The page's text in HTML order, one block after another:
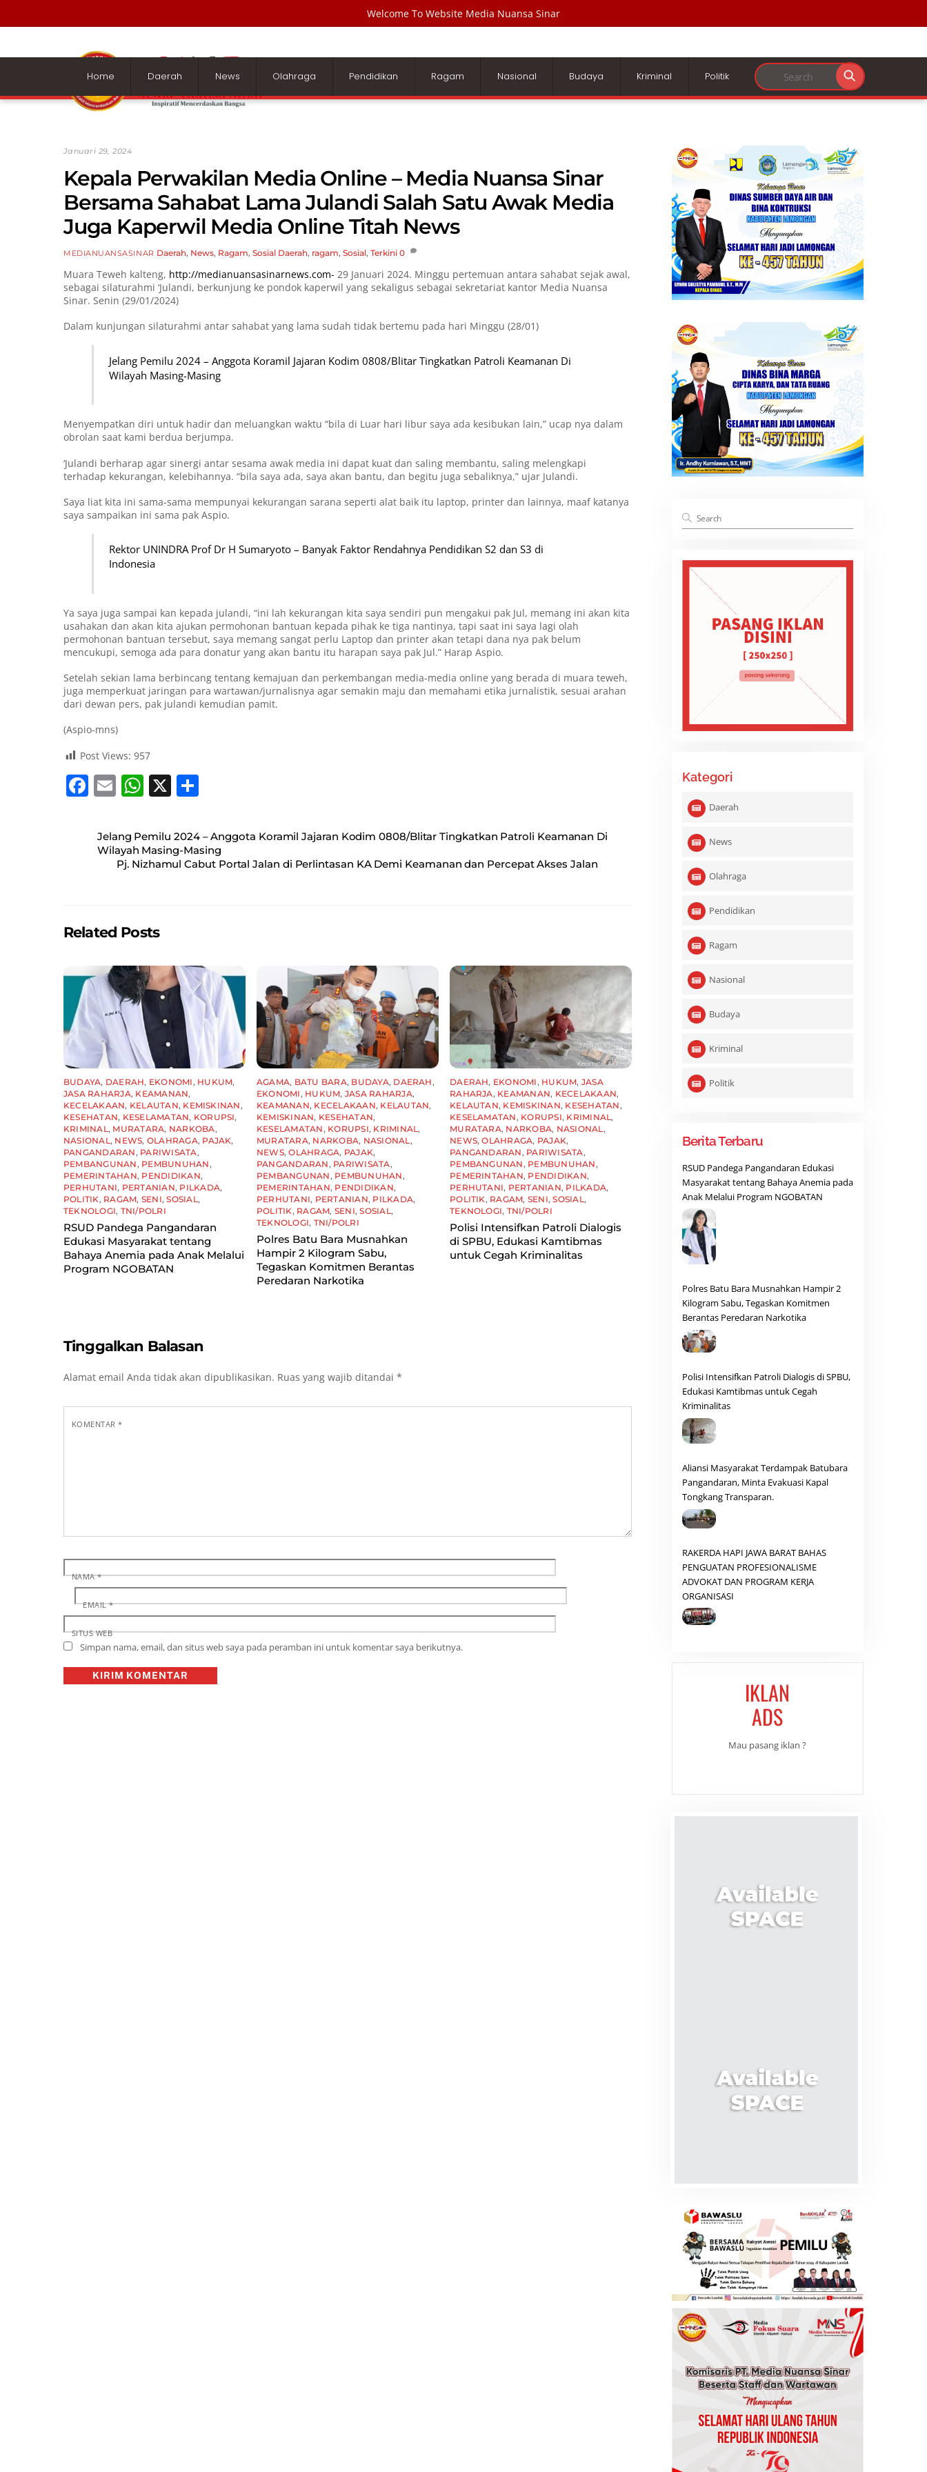
Welcome To Website Media Nuansa Sinar
content
Home
Daerah News Olahraga Pendidikan Ragam Nasional Budaya Kriminal Politik
Januari 29, 2024
Kepala Perwakilan Media Online – Media Nuansa Sinar
Bersama Sahabat Lama Julandi Salah Satu Awak Media
Juga Kaperwil Media Online Titah News
MEDIANUANSASINAR Daerah, News, Ragam, Sosial Daerah, ragam, Sosial, Terkini 0
Muara Teweh kalteng, http://medianuansasinarnews.com- 29 Januari 2024. Minggu pertemuan antara sahabat sejak awal,
sebagai silaturahmi ‘Julandi, berkunjung ke pondok kaperwil yang sekaligus sebagai sekretariat kantor Media Nuansa
Sinar. Senin (29/01/2024)
Dalam kunjungan silaturahmi antar sahabat yang lama sudah tidak bertemu pada hari Minggu (28/01)
Jelang Pemilu 2024 – Anggota Koramil Jajaran Kodim 0808/Blitar Tingkatkan Patroli Keamanan Di
Wilayah Masing-Masing
Menyempatkan diri untuk hadir dan meluangkan waktu “bila di Luar hari libur saya ada kesibukan lain,” ucap nya dalam
obrolan saat kami berdua berjumpa.
‘Julandi berharap agar sinergi antar sesama awak media ini dapat kuat dan saling membantu, saling melengkapi
terhadap kekurangan, kelebihannya. “bila saya ada, saya akan bantu, dan begitu juga sebaliknya,” ujar Julandi.
Saya liat kita ini sama-sama mempunyai kekurangan sarana seperti alat baik itu laptop, printer dan lainnya, maaf katanya
saya sampaikan ini sama pak Aspio.
Rektor UNINDRA Prof Dr H Sumaryoto – Banyak Faktor Rendahnya Pendidikan S2 dan S3 di
Indonesia
Ya saya juga sampai kan kepada julandi, “ini lah kekurangan kita saya sendiri pun mengakui pak Jul, memang ini akan kita
usahakan dan akan kita ajukan permohonan bantuan kepada pihak ke tiga nantinya, tapi saat ini saya lagi olah
permohonan bantuan tersebut, saya memang sangat perlu Laptop dan printer akan tetapi dana nya pak belum
mencukupi, semoga ada para donatur yang akan bantu itu harapan saya pak Jul.” Harap Aspio.
Setelah sekian lama berbincang tentang kemajuan dan perkembangan media-media online yang berada di muara teweh,
juga memperkuat jaringan para wartawan/jurnalisnya agar semakin maju dan memahami etika jurnalistik, sesuai arahan
dari dewan pers, pak julandi kemudian pamit.
(Aspio-mns)
Post Views: 957
F
c
e
k
E
ai
l
W
at
s
A
X
ar
e
Jelang Pemilu 2024 – Anggota Koramil Jajaran Kodim 0808/Blitar Tingkatkan Patroli Keamanan Di
Wilayah Masing-Masing
Pj. Nizhamul Cabut Portal Jalan di Perlintasan KA Demi Keamanan dan Percepat Akses Jalan
Related Posts
BUDAYA, DAERAH, EKONOMI , HUKUM,
JASA RAHARJA, KEAMANAN,
KECELAKAAN, KELAUTAN, KEMISKINAN ,
KESEHATAN, KESELAMATAN, KORUPSI,
KRIMINAL , MURATARA, NARKOBA,
NASIONAL , NEWS, OLAHRAGA, PAJAK,
PANGANDARAN , PARIWISATA,
PEMBANGUNAN , PEMBUNUHAN ,
PEMERINTAHAN, PENDIDIKAN,
PERHUTANI, PERTANIAN, PILKADA,
POLITIK , RAGAM, SENI,SOSIAL ,
TEKNOLOGI, TNI/POLRI
RSUD Pandega Pangandaran
Edukasi Masyarakat tentang
Bahaya Anemia pada Anak Melalui
Program NGOBATAN
AGAMA, BATU BARA, BUDAYA, DAERAH ,
EKONOMI , HUKUM, JASA RAHARJA,
KEAMANAN, KECELAKAAN, KELAUTAN,
KEMISKINAN, KESEHATAN,
KESELAMATAN , KORUPSI, KRIMINAL ,
MURATARA, NARKOBA, NASIONAL ,
NEWS,OLAHRAGA, PAJAK,
PANGANDARAN , PARIWISATA,
PEMBANGUNAN , PEMBUNUHAN ,
PEMERINTAHAN, PENDIDIKAN,
PERHUTANI, PERTANIAN, PILKADA,
POLITIK , RAGAM, SENI,SOSIAL ,
TEKNOLOGI, TNI/POLRI
Polres Batu Bara Musnahkan
Hampir 2 Kilogram Sabu,
Tegaskan Komitmen Berantas
Peredaran Narkotika
DAERAH, EKONOMI , HUKUM, JASA
RAHARJA, KEAMANAN, KECELAKAAN,
KELAUTAN, KEMISKINAN, KESEHATAN ,
KESELAMATAN , KORUPSI, KRIMINAL ,
MURATARA, NARKOBA, NASIONAL ,
NEWS,OLAHRAGA, PAJAK,
PANGANDARAN , PARIWISATA,
PEMBANGUNAN , PEMBUNUHAN ,
PEMERINTAHAN, PENDIDIKAN,
PERHUTANI, PERTANIAN, PILKADA,
POLITIK , RAGAM, SENI,SOSIAL ,
TEKNOLOGI, TNI/POLRI
Polisi Intensifkan Patroli Dialogis
di SPBU, Edukasi Kamtibmas
untuk Cegah Kriminalitas
Tinggalkan Balasan
Alamat email Anda tidak akan dipublikasikan. Ruas yang wajib ditandai *
KOMENTAR*
NAMA*
EMAIL*
SITUS WEB
Simpan nama, email, dan situs web saya pada peramban ini untuk komentar saya berikutnya.
Kategori
Daerah
News
Olahraga
Pendidikan
Ragam
Nasional
Budaya
Kriminal
Politik
Berita Terbaru
RSUD Pandega Pangandaran Edukasi
Masyarakat tentang Bahaya Anemia pada
Anak Melalui Program NGOBATAN
Polres Batu Bara Musnahkan Hampir 2
Kilogram Sabu, Tegaskan Komitmen
Berantas Peredaran Narkotika
Polisi Intensifkan Patroli Dialogis di SPBU,
Edukasi Kamtibmas untuk Cegah
Kriminalitas
Aliansi Masyarakat Terdampak Batubara
Pangandaran, Minta Evakuasi Kapal
Tongkang Transparan.
RAKERDA HAPI JAWA BARAT BAHAS
PENGUATAN PROFESIONALISME
ADVOKAT DAN PROGRAM KERJA
ORGANISASI
IKLAN
ADS
Mau pasang iklan ?